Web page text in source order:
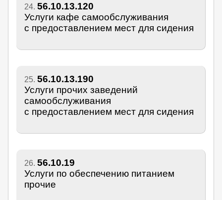
24. 56.10.13.120
Услуги кафе самообслуживания
с предоставлением мест для сидения
25. 56.10.13.190
Услуги прочих заведений
самообслуживания
с предоставлением мест для сидения
26. 56.10.19
Услуги по обеспечению питанием
прочие